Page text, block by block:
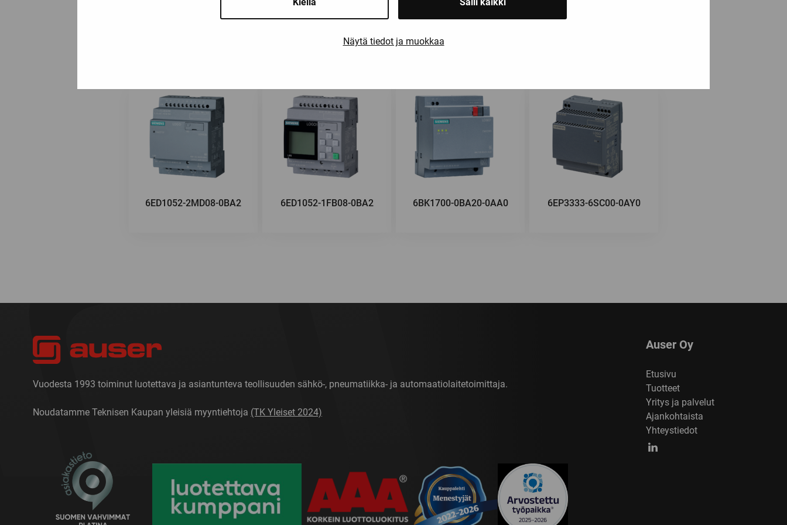
Näytä tiedot ja muokkaa
6ED1052-2MD08-0BA2 6ED1052-1FB08-0BA2 6BK1700-0BA20-0AA0 6EP3333-6SC00-0AY0
Vuodesta 1993 toiminut luotettava ja asiantunteva teollisuuden sähkö-, pneumatiikka- ja automaatiolaitetoimittaja.
Noudatamme Teknisen Kaupan yleisiä myyntiehtoja (TK Yleiset 2024)
Auser Oy
Etusivu
Tuotteet
Yritys ja palvelut
Ajankohtaista
Yhteystiedot